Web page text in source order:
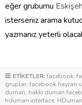
eğer grubumu
isterseniz arama
yazmanız yeterli
ETİKETLER:facebook,
gruplar, facebook hayran
duman, hakkı duman
hduman interface,